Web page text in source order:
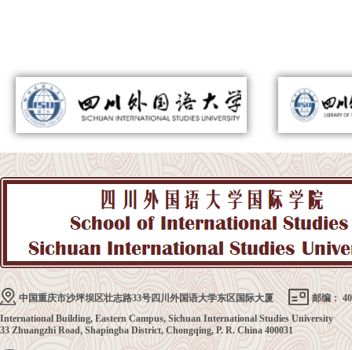
中国重庆市沙坪坝区壮志路33号四川外国语大学东区国际大厦
邮编：
International Building, Eastern Campus, Sichuan International Studies University
33 Zhuangzhi Road, Shapingba District, Chongqing, P. R. China 400031